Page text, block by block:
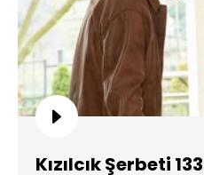
Kızılcık Şerbeti